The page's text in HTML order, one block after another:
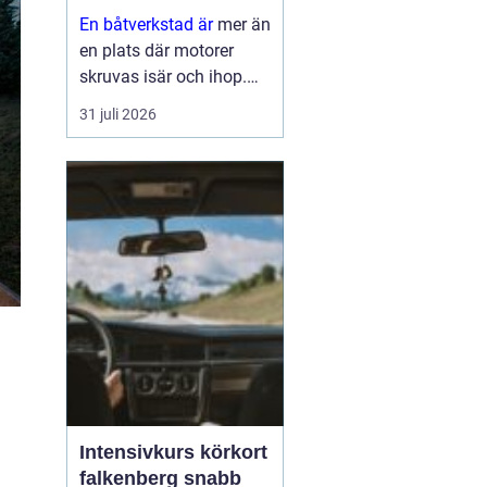
En båtverkstad ärmer än
en plats där motorer
skruvas isär och ihop.
För många båtägare är
verkstaden en trygghet
en problemfri säsong på
vattnet och oväntade
haverier mitt i
högsomm...
31 juli 2026
Intensivkurs körkort
falkenberg snabb